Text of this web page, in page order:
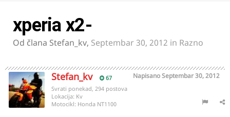
xperia x2-
Od člana Stefan_kv, Septembar 30, 2012 in Razno
Stefan_kv 67 NapisanoSeptembar 30, 2012
Svrati ponekad, 294 postova
Lokacija: Kv
Motocikl: Honda NT1100